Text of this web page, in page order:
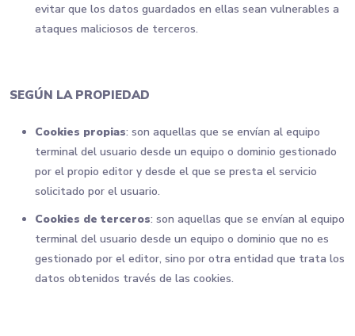
evitar que los datos guardados en ellas sean vulnerables a
ataques maliciosos de terceros.
SEGÚN LA PROPIEDAD
Cookies propias: son aquellas que se envían al equipo
terminal del usuario desde un equipo o dominio gestionado
por el propio editor y desde el que se presta el servicio
solicitado por el usuario.
Cookies de terceros: son aquellas que se envían al equipo
terminal del usuario desde un equipo o dominio que no es
gestionado por el editor, sino por otra entidad que trata los
datos obtenidos través de las cookies.